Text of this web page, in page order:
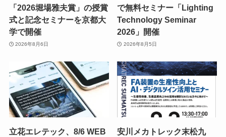
「2026堀場雅夫賞」の授賞
式と記念セミナーを京都大
学で開催
2026年8月6日
で無料セミナー「Lighting
Technology Seminar
2026」開催
2026年8月5日
立花エレテック、8/6 WEB
安川メカトレック末松九